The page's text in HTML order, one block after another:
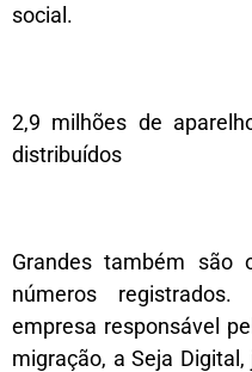
social.
2,9 milhões de
distribuídos
Grandes também são
números registrados.
empresa responsável
migração, a Seja Digital,